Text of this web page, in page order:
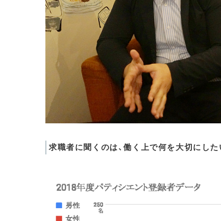
求職者に聞くのは、働く上で何を大切にした